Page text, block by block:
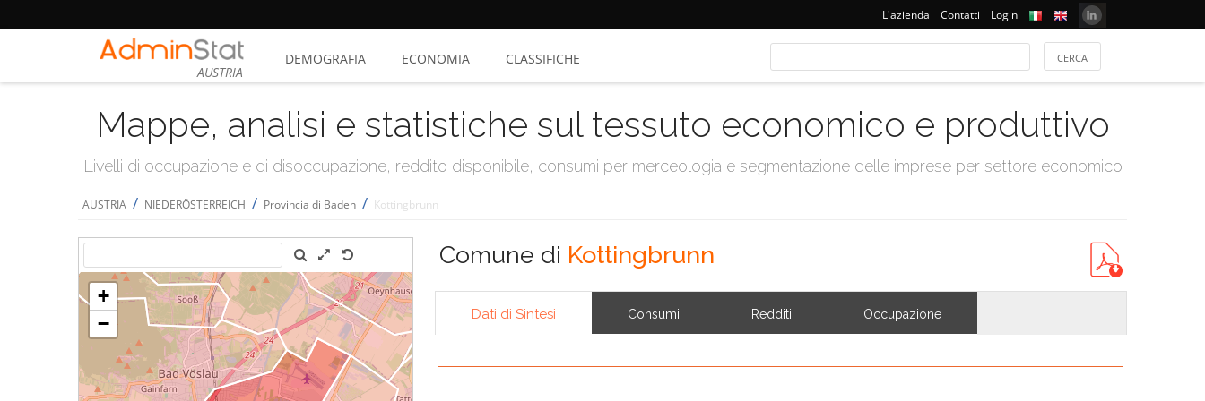
L'azienda Contatti Login
AUSTRIA
DEMOGRAFIA ECONOMIA CLASSIFICHE
Mappe, analisi e statistiche sul tessuto economico e produttivo
Livelli di occupazione e di disoccupazione, reddito disponibile, consumi per merceologia e segmentazione delle imprese per settore economico
AUSTRIA / NIEDERÖSTERREICH / Provincia di Baden / Kottingbrunn
Comune di Kottingbrunn
Dati di Sintesi Consumi Redditi Occupazione